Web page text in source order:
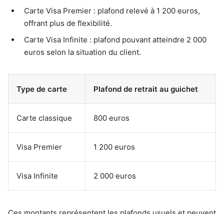
Carte Visa Premier : plafond relevé à 1 200 euros,
offrant plus de flexibilité.
Carte Visa Infinite : plafond pouvant atteindre 2 000
euros selon la situation du client.
Type de carte Plafond de retrait au guichet
Carte classique 800 euros
Visa Premier 1 200 euros
Visa Infinite 2 000 euros